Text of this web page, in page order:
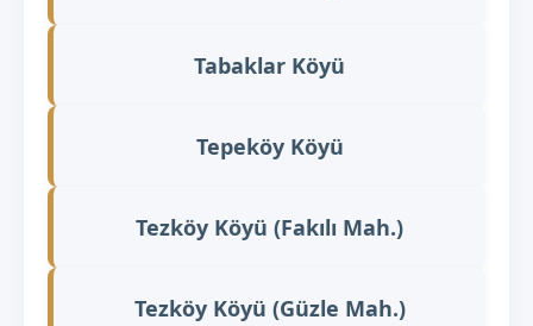
Tabaklar Köyü
Tepeköy Köyü
Tezköy Köyü (Fakılı Mah.)
Tezköy Köyü (Güzle Mah.)